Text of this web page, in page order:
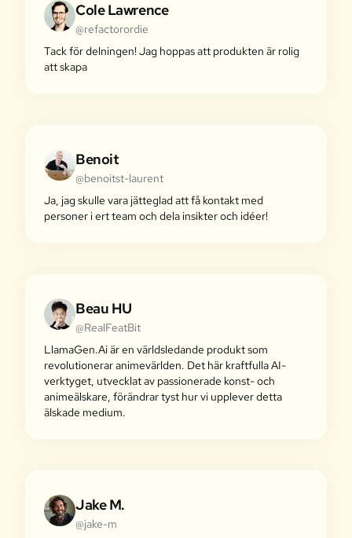
Cole Lawrence
@refactorordie
Tack för delningen! Jag hoppas att produkten är rolig
att skapa
Benoit
@benoitst-laurent
Ja, jag skulle vara jätteglad att få kontakt med
personer i ert team och dela insikter och idéer!
Beau HU
@RealFeatBit
LlamaGen.Ai är en världsledande produkt som
revolutionerar animevärlden. Det här kraftfulla AI-
verktyget, utvecklat av passionerade konst- och
animeälskare, förändrar tyst hur vi upplever detta
älskade medium.
Jake M.
@jake-m